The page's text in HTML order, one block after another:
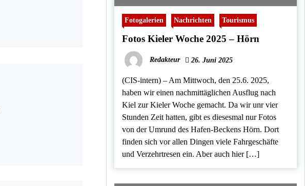
Fotogalerien Nachrichten Tourismus
Fotos Kieler Woche 2025 – Hörn
Redakteur 26. Juni 2025
(CIS-intern) – Am Mittwoch, den 25.6. 2025,
haben wir einen nachmittäglichen Ausflug nach
Kiel zur Kieler Woche gemacht. Da wir unr vier
Stunden Zeit hatten, gibt es diesesmal nur Fotos
von der Umrund des Hafen-Beckens Hörn. Dort
finden sich vor allen Dingen viele Fahrgeschäfte
und Verzehrtresen ein. Aber auch hier […]